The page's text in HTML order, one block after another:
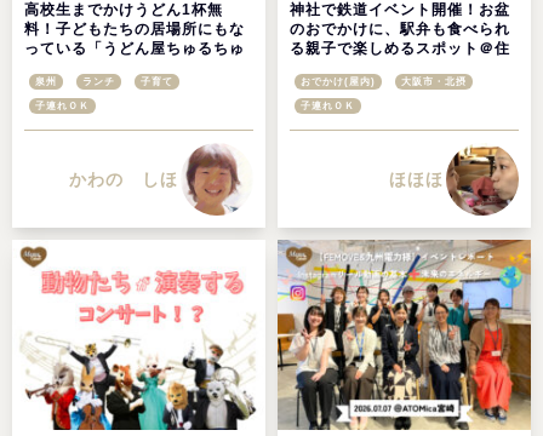
高校生までかけうどん1杯無
料！子どもたちの居場所にもな
っている「うどん屋ちゅるちゅ
泉州 ランチ 子育て
子連れＯＫ
かわの しほ
神社で鉄道イベント開催！お盆
のおでかけに、駅弁も食べられ
る親子で楽しめるスポット＠住
おでかけ(屋内) 大阪市・北摂
子連れＯＫ
ほほほ